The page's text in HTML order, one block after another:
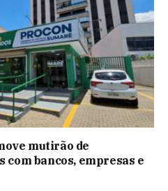
mutirão de
com bancos, empresas e